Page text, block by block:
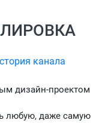
канала
дизайн-проектом
любую, даже самую